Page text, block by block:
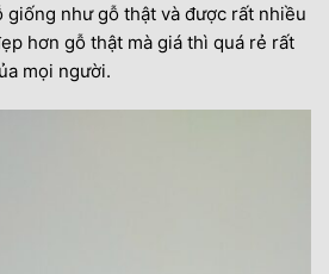
giống như gỗ thật và được rất nhiều
hơn gỗ thật mà giá thì quá rẻ rất
mọi người.